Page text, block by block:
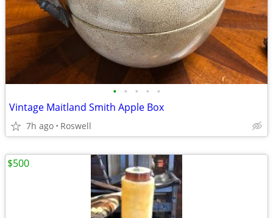
• • • • •
Vintage Maitland Smith Apple Box
7h ago Roswell
$500